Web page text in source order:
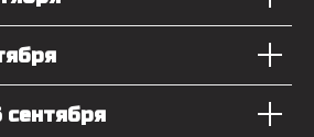
сентября